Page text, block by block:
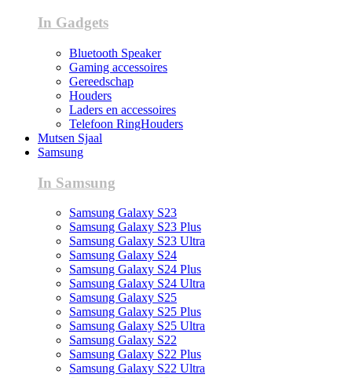
In Gadgets
Bluetooth Speaker
Gaming accessoires
Gereedschap
Houders
Laders en accessoires
Telefoon RingHouders
Mutsen Sjaal
Samsung
In Samsung
Samsung Galaxy S23
Samsung Galaxy S23 Plus
Samsung Galaxy S23 Ultra
Samsung Galaxy S24
Samsung Galaxy S24 Plus
Samsung Galaxy S24 Ultra
Samsung Galaxy S25
Samsung Galaxy S25 Plus
Samsung Galaxy S25 Ultra
Samsung Galaxy S22
Samsung Galaxy S22 Plus
Samsung Galaxy S22 Ultra